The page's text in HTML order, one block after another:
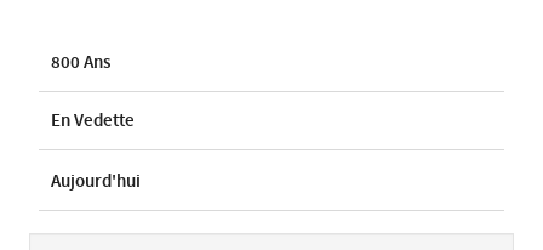
800 Ans
En Vedette
Aujourd'hui